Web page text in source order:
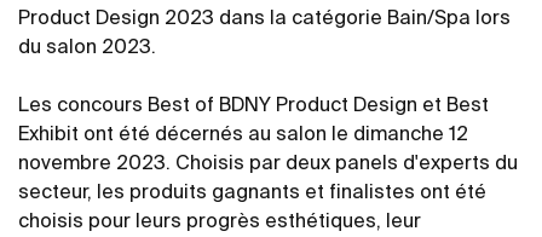
Product Design 2023 dans la catégorie Bain/Spa lors
du salon 2023.
Les concours Best of BDNY Product Design et Best
Exhibit ont été décernés au salon le dimanche 12
novembre 2023. Choisis par deux panels d'experts du
secteur, les produits gagnants et finalistes ont été
choisis pour leurs progrès esthétiques, leur